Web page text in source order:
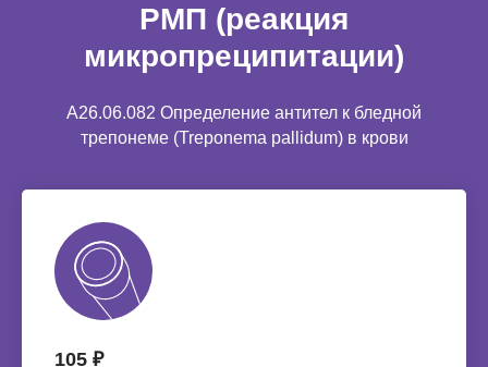
РМП (реакция
микропреципитации)
A26.06.082 Определение антител к бледной
трепонеме (Treponema pallidum) в крови
105 ₽